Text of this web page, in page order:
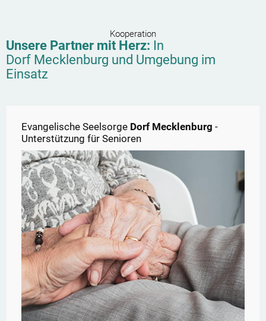
Kooperation
Unsere Partner mit Herz: In
Dorf Mecklenburg und Umgebung im
Einsatz
Evangelische Seelsorge Dorf Mecklenburg -
Unterstützung für Senioren